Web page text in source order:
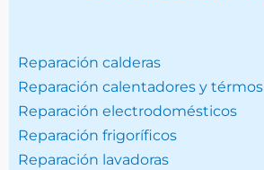
Reparación calderas
Reparación calentadores y térmos
Reparación electrodomésticos
Reparación frigoríficos
Reparación lavadoras